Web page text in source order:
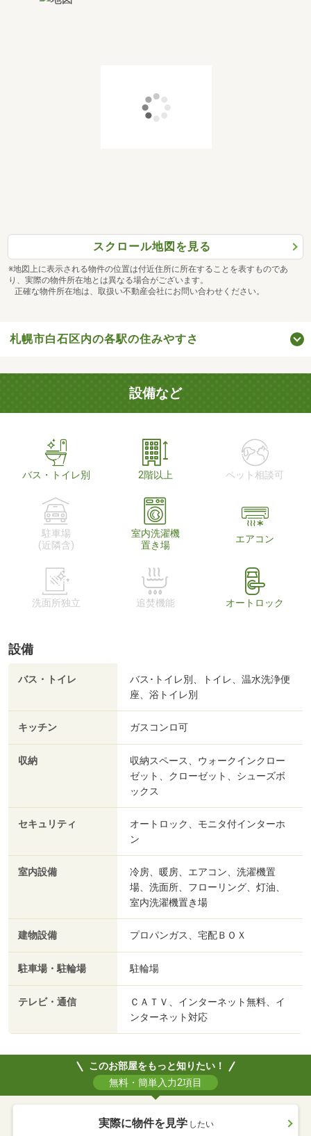
スクロール地図を見る
※地図上に表示される物件の位置は付近住所に所在することを表すものであ
り、実際の物件所在地とは異なる場合がございます。
正確な物件所在地は、取扱い不動産会社にお問い合わせください。
札幌市白石区内の各駅の住みやすさ
設備など
バス・トイレ別 2階以上 ペット相談可
駐車場
(近隣含)
室内洗濯機
置き場
エアコン
洗面所独立 追焚機能 オートロック
設備
バス・トイレ
バス･トイレ別、トイレ、温水洗浄便
座、浴トイレ別
キッチン ガスコンロ可
収納
収納スペース、ウォークインクロー
ゼット、クローゼット、シューズボ
ックス
セキュリティ
オートロック、モニタ付インターホ
ン
室内設備
冷房、暖房、エアコン、洗濯機置
場、洗面所、フローリング、灯油、
室内洗濯機置き場
建物設備 プロパンガス、宅配ＢＯＸ
駐車場・駐輪場 駐輪場
テレビ・通信
ＣＡＴＶ、インターネット無料、イ
ンターネット対応
このお部屋をもっと知りたい！
無料・簡単入力2項目
実際に物件を見学 したい